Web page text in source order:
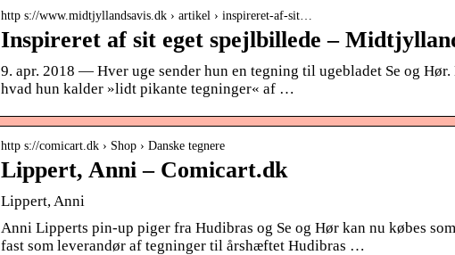
http s://www.midtjyllandsavis.dk › artikel › inspireret-af-sit…
Inspireret af sit eget spejlbillede –
9. apr. 2018 — Hver uge sender hun en tegning til ugebladet Se og
hvad hun kalder »lidt pikante tegninger« af …
http s://comicart.dk › Shop › Danske tegnere
Lippert, Anni – Comicart.dk
Lippert, Anni
Anni Lipperts pin-up piger fra Hudibras og Se og Hør kan nu købes
fast som leverandør af tegninger til årshæftet Hudibras …